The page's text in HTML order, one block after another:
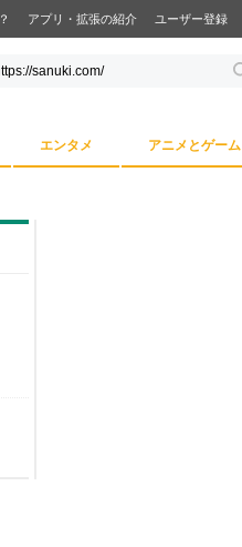
アプリ・拡張の紹介 ユーザー登録
エンタメ アニメとゲーム